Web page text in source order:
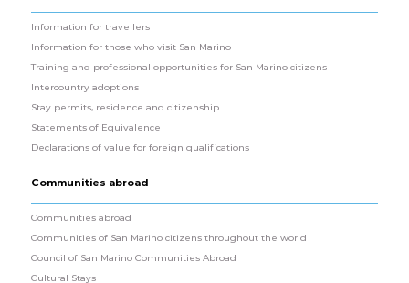
Information for travellers
Information for those who visit San Marino
Training and professional opportunities for San Marino citizens
Intercountry adoptions
Stay permits, residence and citizenship
Statements of Equivalence
Declarations of value for foreign qualifications
Communities abroad
Communities abroad
Communities of San Marino citizens throughout the world
Council of San Marino Communities Abroad
Cultural Stays